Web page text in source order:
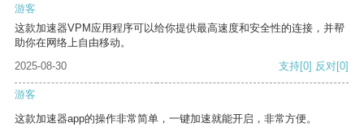
游客
这款加速器VPM应用程序可以给你提供最高速度和安全性的连接，并帮
助你在网络上自由移动。
2025-08-30
支持[0] 反对[0]
游客
这款加速器app的操作非常简单，一键加速就能开启，非常方便。